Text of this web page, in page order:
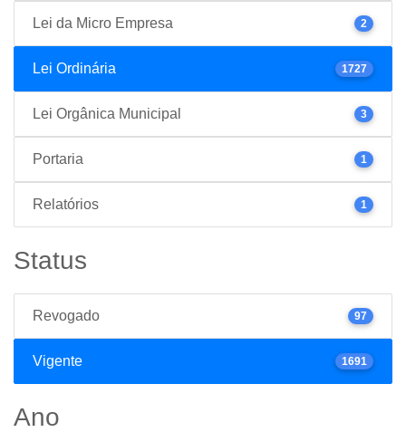
Lei da Micro Empresa 2
Lei Ordinária 1727
Lei Orgânica Municipal 3
Portaria 1
Relatórios 1
Status
Revogado 97
Vigente 1691
Ano